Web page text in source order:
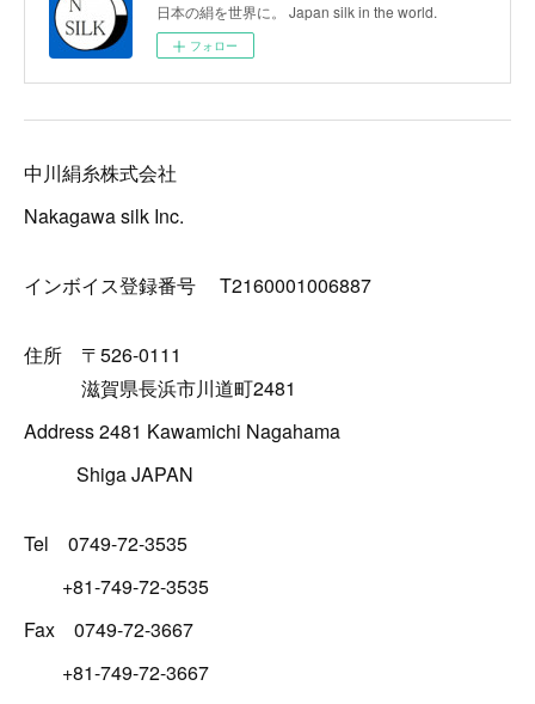
日本の絹を世界に。 Japan silk in the world.
フォロー
中川絹糸株式会社
Nakagawa silk Inc.
インボイス登録番号 T2160001006887
住所 〒526-0111
滋賀県長浜市川道町2481
Address 2481 Kawamichi Nagahama
Shiga JAPAN
Tel 0749-72-3535
+81-749-72-3535
Fax 0749-72-3667
+81-749-72-3667